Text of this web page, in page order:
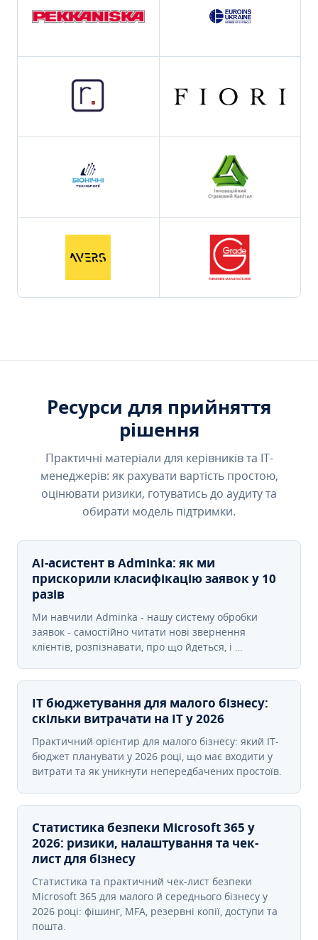
Ресурси для прийняття
рішення
Практичні матеріали для керівників та IT-
менеджерів: як рахувати вартість простою,
оцінювати ризики, готуватись до аудиту та
обирати модель підтримки.
AI-асистент в Adminka: як ми
прискорили класифікацію заявок у 10
разів
Ми навчили Adminka - нашу систему обробки
заявок - самостійно читати нові звернення
клієнтів, розпізнавати, про що йдеться, і …
IT бюджетування для малого бізнесу:
скільки витрачати на IT у 2026
Практичний орієнтир для малого бізнесу: який IT-
бюджет планувати у 2026 році, що має входити у
витрати та як уникнути непередбачених простоїв.
Статистика безпеки Microsoft 365 у
2026: ризики, налаштування та чек-
лист для бізнесу
Статистика та практичний чек-лист безпеки
Microsoft 365 для малого й середнього бізнесу у
2026 році: фішинг, MFA, резервні копії, доступи та
пошта.